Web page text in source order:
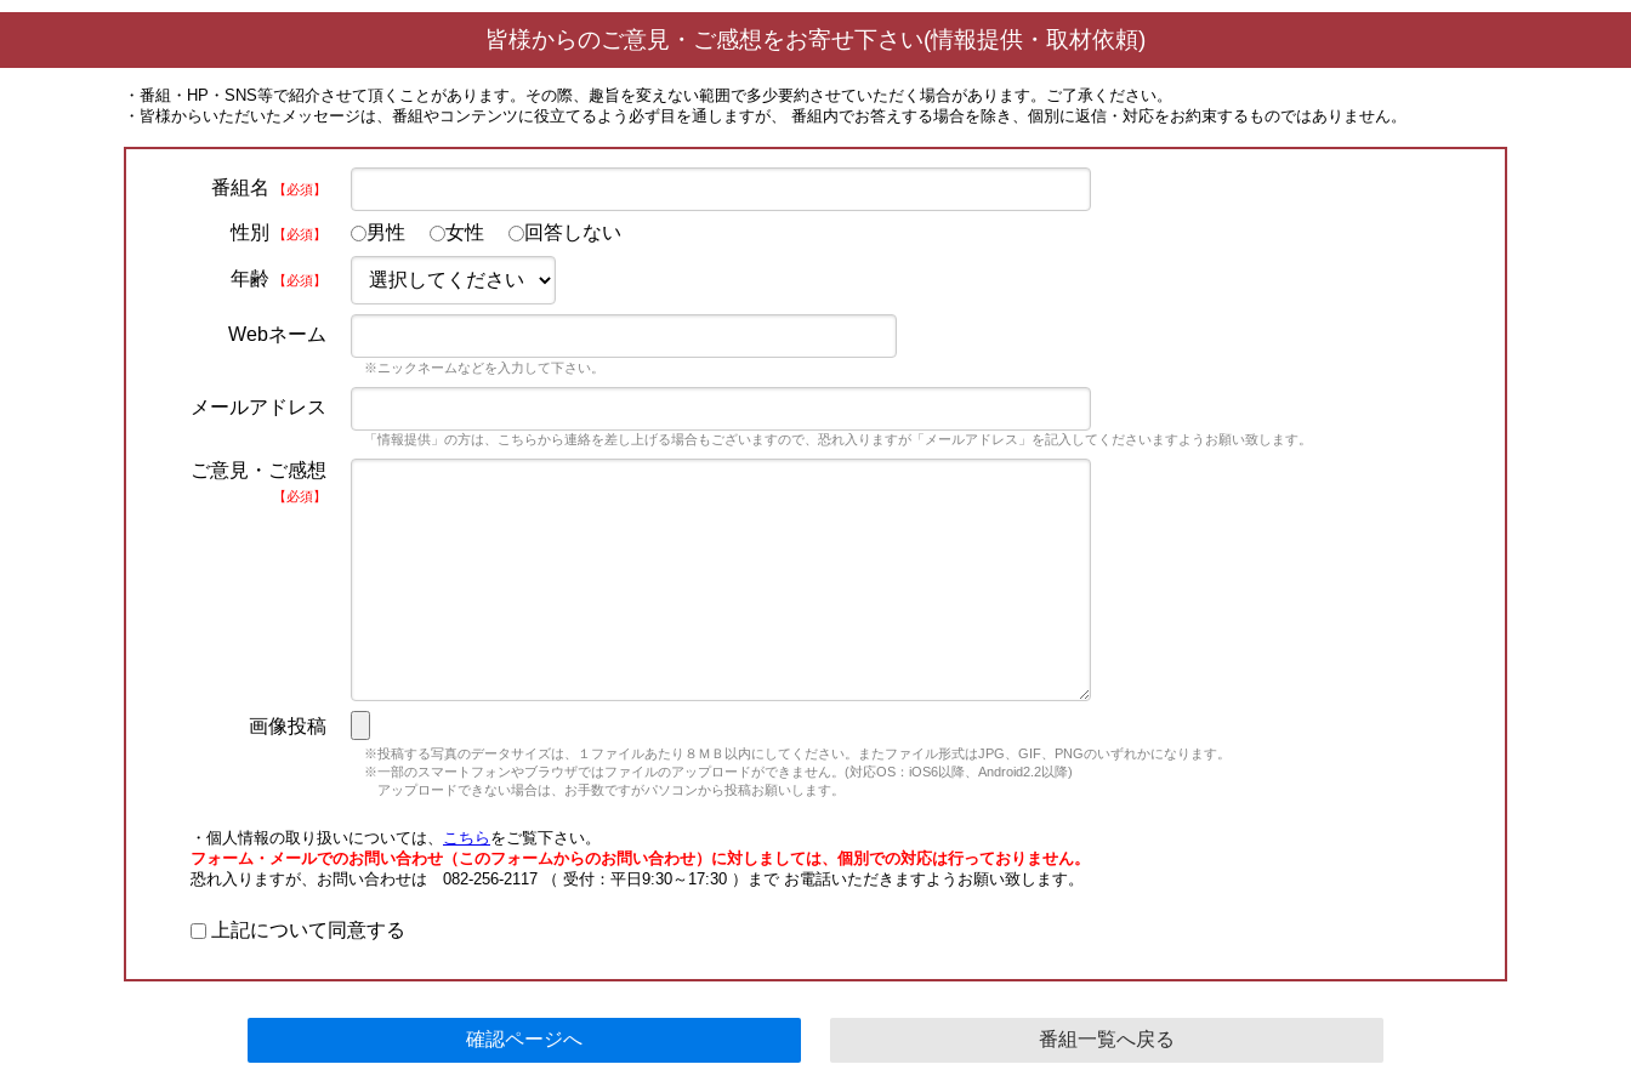
皆様からのご意見・ご感想をお寄せ下さい(情報提供・取材依頼)
・番組・HP・SNS等で紹介させて頂くことがあります。その際、趣旨を変えない範囲で多少要約させていただく場合があります。ご了承ください。
・皆様からいただいたメッセージは、番組やコンテンツに役立てるよう必ず目を通しますが、 番組内でお答えする場合を除き、個別に返信・対応をお約束するものではありません。
番組名 【必須】
性別 【必須】 男性 女性 回答しない
年齢 【必須】
Webネーム
※ニックネームなどを入力して下さい。
メールアドレス
「情報提供」の方は、こちらから連絡を差し上げる場合もございますので、恐れ入りますが「メールアドレス」を記入してくださいますようお願い致します。
ご意見・ご感想
【必須】
画像投稿
※投稿する写真のデータサイズは、１ファイルあたり８ＭＢ以内にしてください。またファイル形式はJPG、GIF、PNGのいずれかになります。
※一部のスマートフォンやブラウザではファイルのアップロードができません。(対応OS：iOS6以降、Android2.2以降)
アップロードできない場合は、お手数ですがパソコンから投稿お願いします。
・個人情報の取り扱いについては、 こちら をご覧下さい。
フォーム・メールでのお問い合わせ（このフォームからのお問い合わせ）に対しましては、個別での対応は行っておりません。
恐れ入りますが、お問い合わせは 082-256-2117 （ 受付：平日9:30～17:30 ）まで お電話いただきますようお願い致します。
上記について同意する
確認ページへ 番組一覧へ戻る